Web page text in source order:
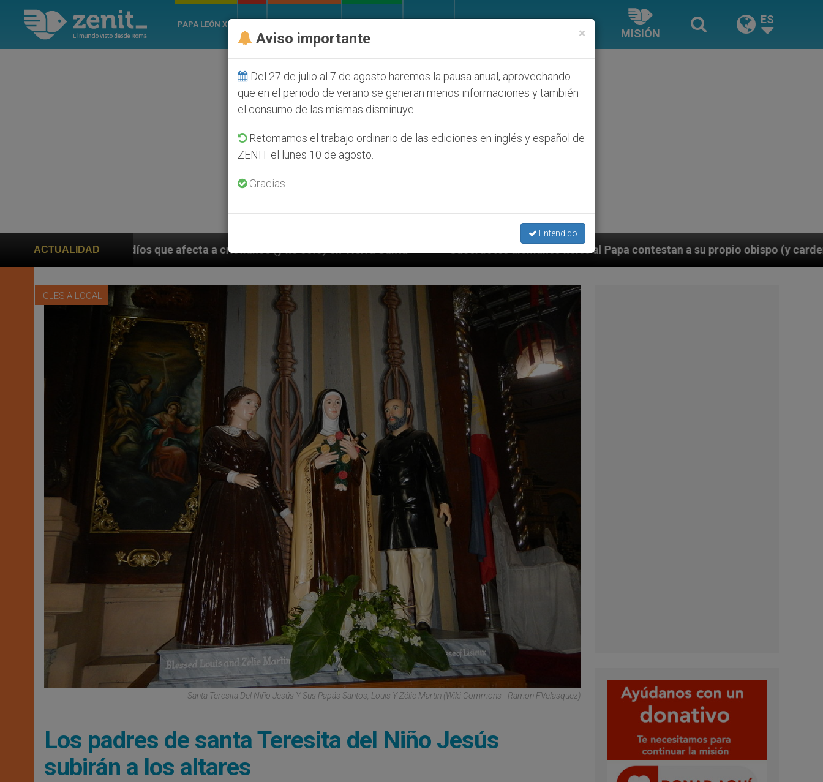
PAPA LEÓN XIV
MISIÓN
ES
ACTUALIDAD
afecta a cristianos (y no sólo) en Tierra Santa Sacerdotes alemanes fieles al Papa contestan a su propio obispo (y cardenal) quien les orilla a
IGLESIA LOCAL
Santa Teresita Del Niño Jesús Y Sus Papás Santos, Louis Y Zélie Martin (Wiki Commons - Ramon FVelasquez)
Los padres de santa Teresita del Niño Jesús
subirán a los altares
×
Aviso importante
Del 27 de julio al 7 de agosto haremos la pausa anual, aprovechando
que en el periodo de verano se generan menos informaciones y también
el consumo de las mismas disminuye.
Retomamos el trabajo ordinario de las ediciones en inglés y español de
ZENIT el lunes 10 de agosto.
Gracias.
Entendido